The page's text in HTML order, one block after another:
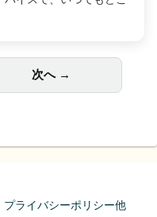
次へ →
プライバシーポリシー他